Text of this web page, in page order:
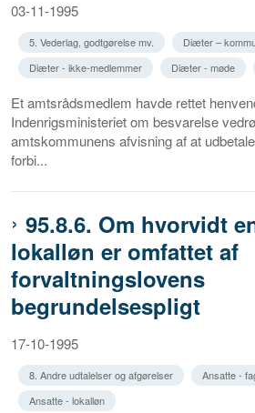
03-11-1995
5. Vederlag, godtgørelse mv.
Diæter –
Diæter - ikke-medlemmer
Diæter - møde
Et amtsrådsmedlem havde rettet
Indenrigsministeriet om besvarelse
amtskommunens afvisning af at
forbi...
95.8.6. Om hvorvidt
lokalløn er omfattet af
forvaltningslovens
begrundelsespligt
17-10-1995
8. Andre udtalelser og afgørelser
Ansatte -
Ansatte - lokalløn